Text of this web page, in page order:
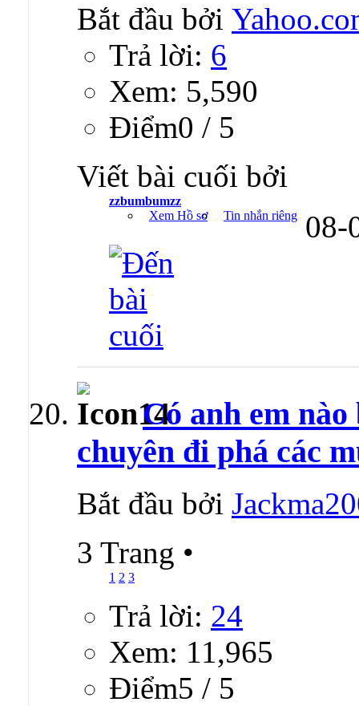
Bắt đầu bởi
Trả lời: 6
Xem: 5,590
Ðiểm0 / 5
Viết bài cuối bởi
zzbumbumzz
Xem Hồ sơ
Tin nhắn riêng 08-
Có anh em
chuyên đi phá các
Bắt đầu bởi
3 Trang •
1 2 3
Trả lời: 24
Xem: 11,965
Ðiểm5 / 5